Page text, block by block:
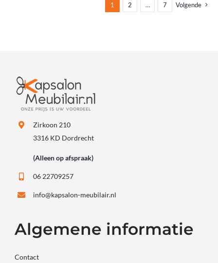
1 2 … 7 Volgende
Zirkoon 210
3316 KD Dordrecht
(Alleen op afspraak)
06 22709257
info@kapsalon-meubilair.nl
Algemene informatie
Contact